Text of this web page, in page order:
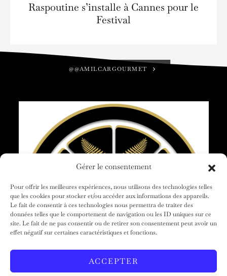
Gérer le consentement
Pour offrir les meilleures expériences, nous utilisons des technologies telles
que les cookies pour stocker et/ou accéder aux informations des appareils.
Le fait de consentir à ces technologies nous permettra de traiter des
données telles que le comportement de navigation ou les ID uniques sur ce
site. Le fait de ne pas consentir ou de retirer son consentement peut avoir un
effet négatif sur certaines caractéristiques et fonctions.
ACCEPTER
Raspoutine s’installe à Cannes pour le
Festival
@@AMILCARGOURMET
CONDITIONS GÉNÉRALES